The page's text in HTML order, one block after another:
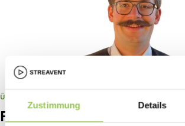
Zustimmung Details
ÜBER DEN AUTOR
Felix Schwencke